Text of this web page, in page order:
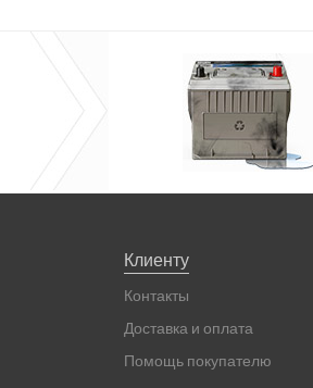
Клиенту
Контакты
Доставка и оплата
Помощь покупателю